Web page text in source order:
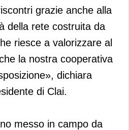
grazie anche alla
della rete costruita da
riesce a valorizzare al
la nostra cooperativa
dichiara
di Clai.
messo in campo da